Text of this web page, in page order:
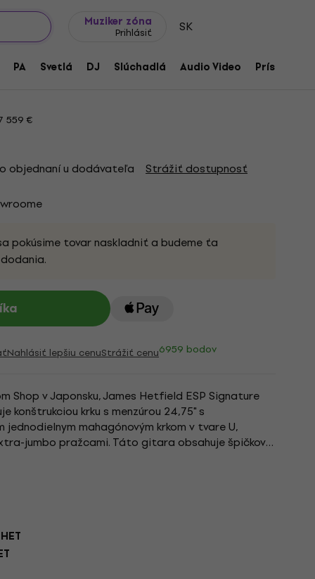
Muziker zóna
Prihlásiť SK
PA Svetlá DJ Slúchadlá Audio Video
Elektrická gitara
559 €
objednaní u dodávateľa
Strážiť dostupnosť
pokúsime tovar naskladniť a budeme ťa
Nahlásiť lepšiu cenuStrážiť cenu6959 bodov
Shop v Japonsku, James Hetfield ESP Signature
konštrukciou krku s menzúrou 24,75" s
mahagónovým krkom v tvare U,
jumbo pražcami. Táto gitara obsahuje špičkové